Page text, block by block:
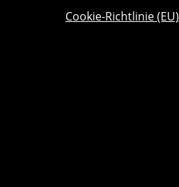
Cookie-Richtlinie (EU)